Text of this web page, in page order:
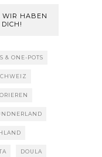
WIR HABEN
& ONE-POTS
DOULA